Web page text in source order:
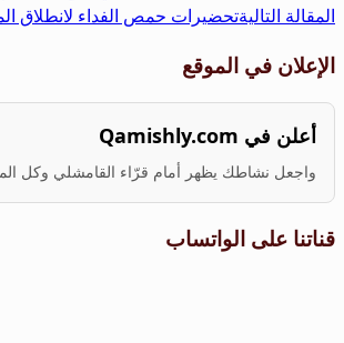
المقالة التاليةتحضيرات حمص الفداء لانطلاق
الإعلان في الموقع
أعلن في Qamishly.com
واجعل نشاطك يظهر أمام قرّاء القامشلي وكل
قناتنا على الواتساب